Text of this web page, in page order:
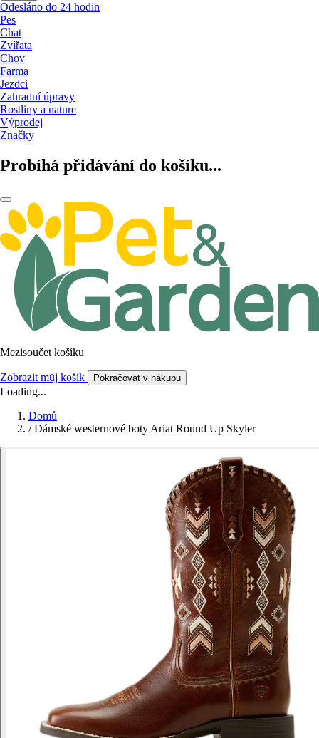
Odesláno do 24 hodin
Pes
Chat
Zvířata
Chov
Farma
Jezdci
Zahradní úpravy
Rostliny a nature
Výprodej
Značky
Probíhá přidávání do košíku...
Mezisoučet košíku
Zobrazit můj košík Pokračovat v nákupu
Loading...
Domů
/ Dámské westernové boty Ariat Round Up Skyler